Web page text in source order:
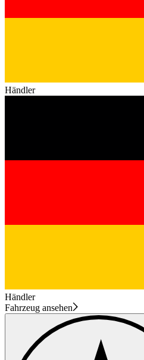
Händler
Händler
Fahrzeug ansehen